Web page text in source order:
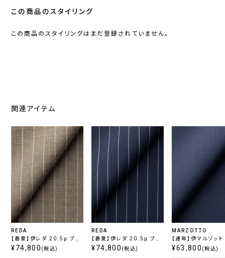
この商品のスタイリング
この商品のスタイリングはまだ登録されていません。
関連アイテム
REDA
【春夏】伊レダ 20.5μ ブラ
ウンストライプ
¥74,800 (税込)
REDA
【春夏】伊レダ 20.5μ ブル
ーストライプ
¥74,800 (税込)
MARZOTTO
【通年】伊マルゾット スト
ッチ ネイビー無地
¥63,800 (税込)